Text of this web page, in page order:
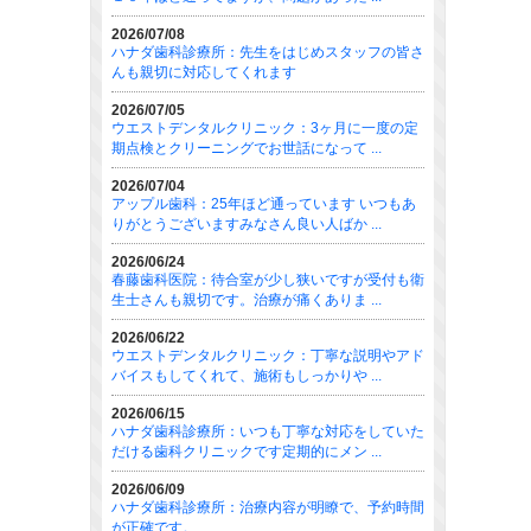
2026/07/08
ハナダ歯科診療所：先生をはじめスタッフの皆さ
んも親切に対応してくれます
2026/07/05
ウエストデンタルクリニック：3ヶ月に一度の定
期点検とクリーニングでお世話になって ...
2026/07/04
アップル歯科：25年ほど通っています いつもあ
りがとうございますみなさん良い人ばか ...
2026/06/24
春藤歯科医院：待合室が少し狭いですが受付も衛
生士さんも親切です。治療が痛くありま ...
2026/06/22
ウエストデンタルクリニック：丁寧な説明やアド
バイスもしてくれて、施術もしっかりや ...
2026/06/15
ハナダ歯科診療所：いつも丁寧な対応をしていた
だける歯科クリニックです定期的にメン ...
2026/06/09
ハナダ歯科診療所：治療内容が明瞭で、予約時間